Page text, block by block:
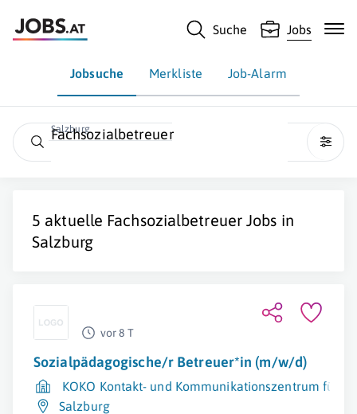
Suche Jobs
Jobsuche Merkliste Job-Alarm
Salzburg
Fachsozialbetreuer
5 aktuelle FachsozialbetreuerJobs in
Salzburg
vor 8 T
Sozialpädagogische/r Betreuer*in (m/w/d)
KOKO Kontakt- und Kommunikationszentrum für
Salzburg